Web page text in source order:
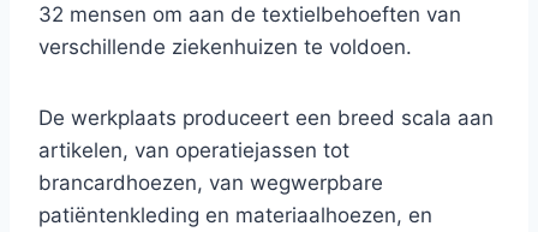
32 mensen om aan de textielbehoeften van
verschillende ziekenhuizen te voldoen.
De werkplaats produceert een breed scala aan
artikelen, van operatiejassen tot
brancardhoezen, van wegwerpbare
patiëntenkleding en materiaalhoezen, en